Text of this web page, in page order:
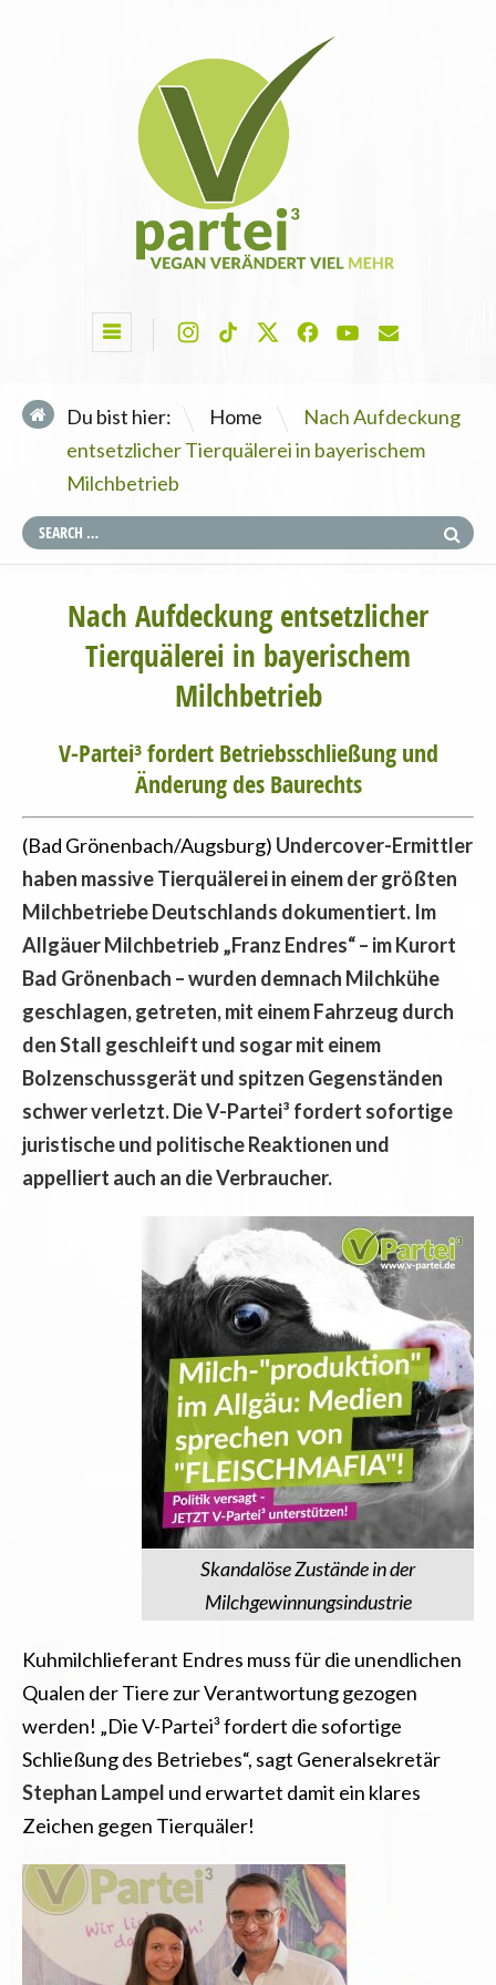
Du bist hier: Home \
Nach Aufdeckung
entsetzlicher Tierquälerei in bayerischem
Milchbetrieb
Nach Aufdeckung entsetzlicher
Tierquälerei in bayerischem
Milchbetrieb
V-Partei³ fordert Betriebsschließung und
Änderung des Baurechts
(Bad Grönenbach/Augsburg) Undercover-Ermittler
haben massive Tierquälerei in einem der größten
Milchbetriebe Deutschlands dokumentiert. Im
Allgäuer Milchbetrieb „Franz Endres“ – im Kurort
Bad Grönenbach – wurden demnach Milchkühe
geschlagen, getreten, mit einem Fahrzeug durch
den Stall geschleift und sogar mit einem
Bolzenschussgerät und spitzen Gegenständen
schwer verletzt. Die V-Partei³ fordert sofortige
juristische und politische Reaktionen und
appelliert auch an die Verbraucher.
Skandalöse Zustände in der
Milchgewinnungsindustrie
Kuhmilchlieferant Endres muss für die unendlichen
Qualen der Tiere zur Verantwortung gezogen
werden! „Die V-Partei³ fordert die sofortige
Schließung des Betriebes“, sagt Generalsekretär
Stephan Lampel und erwartet damit ein klares
Zeichen gegen Tierquäler!